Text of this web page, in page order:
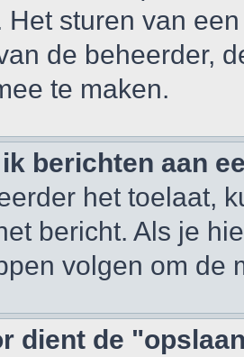
Het sturen van
de beheerder,
te maken.
berichten aan
het toelaat,
bericht. Als je
volgen om de
dient de